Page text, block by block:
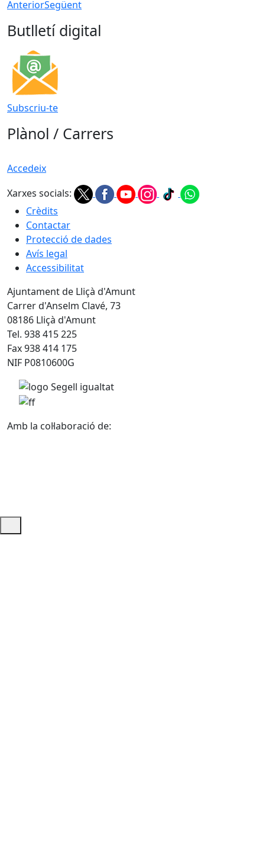
AnteriorSegüent
Butlletí digital
Subscriu-te
Plànol / Carrers
Accedeix
Xarxes socials:
Crèdits
Contactar
Protecció de dades
Avís legal
Accessibilitat
Ajuntament de Lliçà d'Amunt
Carrer d'Anselm Clavé, 73
08186 Lliçà d'Amunt
Tel. 938 415 225
Fax 938 414 175
NIF P0810600G
Amb la col·laboració de: